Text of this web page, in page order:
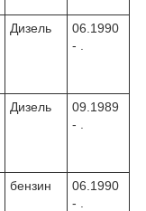
Дизель
06.1990
- .
Дизель
09.1989
- .
бензин
06.1990
- .